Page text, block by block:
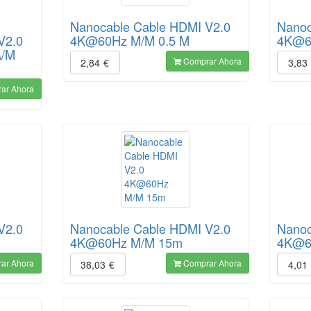
M
Ahora
Nanocable Cable HDMI V2.0
4K@60Hz M/M 0.5 M
2,84 € Comprar Ahora 3,83
Ahora
Nanocable Cable HDMI V2.0
4K@60Hz M/M 15m
38,03 € Comprar Ahora 4,01